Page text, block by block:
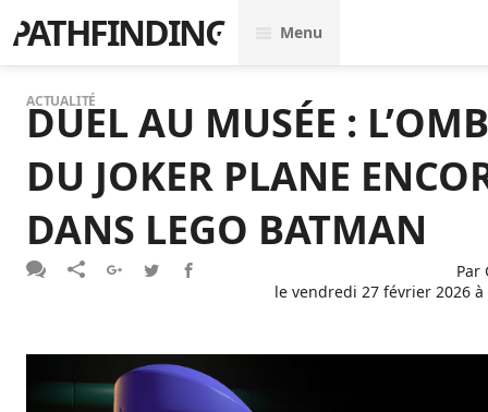
PATHFINDING Menu
ACTUALITÉ
DUEL AU MUSÉE :
DU JOKER PLANE
DANS LEGO BATMAN
Par
le vendredi 27 février 2026 à